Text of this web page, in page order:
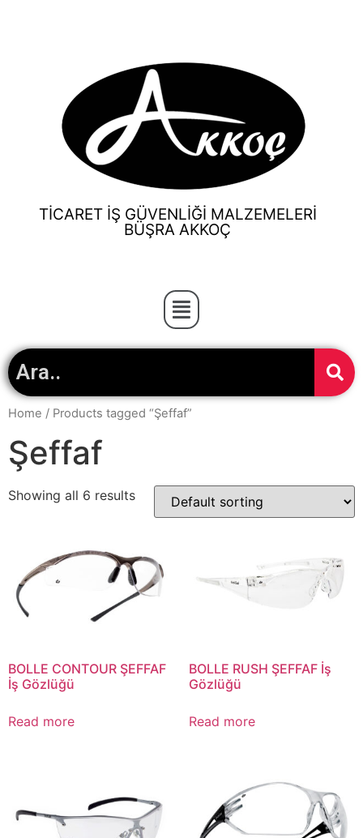
TİCARET İŞ GÜVENLİĞİ MALZEMELERİ
BÜŞRA AKKOÇ
Home / Products tagged “Şeffaf”
Şeffaf
Showing all 6 results
BOLLE CONTOUR ŞEFFAF
İş Gözlüğü
Read more
BOLLE RUSH ŞEFFAF İş
Gözlüğü
Read more